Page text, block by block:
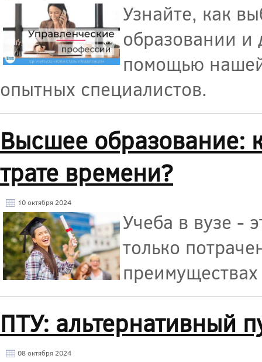
Узнайте, как
образовании и
помощью
опытных специалистов.
Высшее образование:
трате времени?
10 октября 2024
Учеба в вузе -
только
ПТУ: альтернативный
08 октября 2024